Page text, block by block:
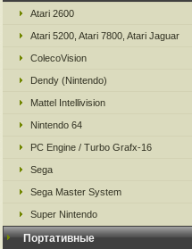
Atari 2600
Atari 5200, Atari 7800, Atari Jaguar
ColecoVision
Dendy (Nintendo)
Mattel Intellivision
Nintendo 64
PC Engine / Turbo Grafx-16
Sega
Sega Master System
Super Nintendo
Портативные